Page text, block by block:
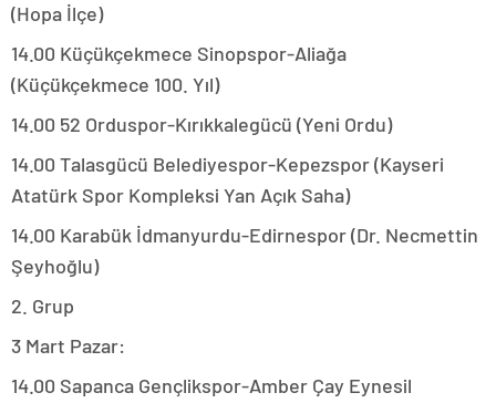
(Hopa İlçe)
14.00 Küçükçekmece Sinopspor-Aliağa
(Küçükçekmece 100. Yıl)
14.00 52 Orduspor-Kırıkkalegücü (Yeni Ordu)
14.00 Talasgücü Belediyespor-Kepezspor (Kayseri
Atatürk Spor Kompleksi Yan Açık Saha)
14.00 Karabük İdmanyurdu-Edirnespor (Dr. Necmettin
Şeyhoğlu)
2. Grup
3 Mart Pazar:
14.00 Sapanca Gençlikspor-Amber Çay Eynesil